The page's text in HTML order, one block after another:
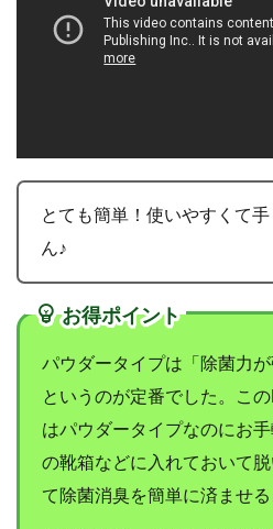
とても簡単！使いやすくて
ん♪
お得ポイント
パウダータイプは「除菌力が
というのが定番でした。こ
はパウダータイプなのにお
の靴箱などに入れておいて
て除菌消臭を簡単に済ませる